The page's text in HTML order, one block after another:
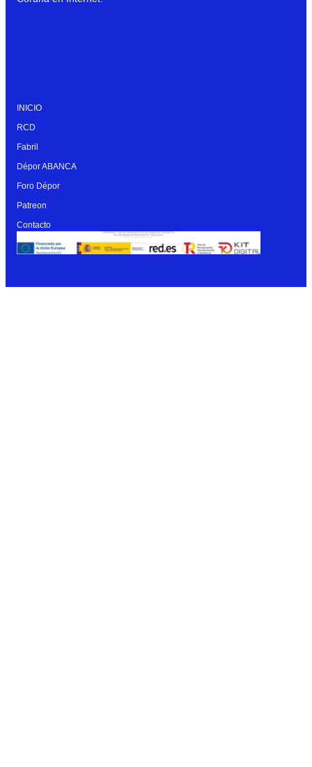
INICIO
RCD
Fabril
Dépor ABANCA
Foro Dépor
Patreon
Contacto